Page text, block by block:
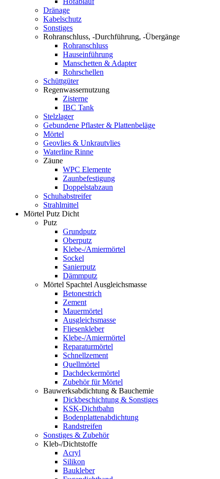
Dränage
Kabelschutz
Sonstiges
Rohranschluss, -Durchführung, -Übergänge
Rohranschluss
Hauseinführung
Manschetten & Adapter
Rohrschellen
Schüttgüter
Regenwassernutzung
Zisterne
IBC Tank
Stelzlager
Gebundene Pflaster & Plattenbeläge
Mörtel
Geovlies & Unkrautvlies
Waterline Rinne
Zäune
WPC Elemente
Zaunbefestigung
Doppelstabzaun
Schuhabstreifer
Strahlmittel
Mörtel Putz Dicht
Putz
Grundputz
Oberputz
Klebe-/Amiermörtel
Sockel
Sanierputz
Dämmputz
Mörtel Spachtel Ausgleichsmasse
Betonestrich
Zement
Mauermörtel
Ausgleichsmasse
Fliesenkleber
Klebe-/Amiermörtel
Reparaturmörtel
Schnellzement
Quellmörtel
Dachdeckermörtel
Zubehör für Mörtel
Bauwerksabdichtung & Bauchemie
Dickbeschichtung & Sonstiges
KSK-Dichtbahn
Bodenplattenabdichtung
Randstreifen
Sonstiges & Zubehör
Kleb-/Dichtstoffe
Acryl
Silikon
Baukleber